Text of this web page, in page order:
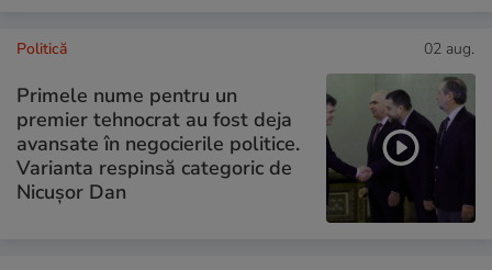
Politică 02 aug.
Primele nume pentru un
premier tehnocrat au fost deja
avansate în negocierile politice.
Varianta respinsă categoric de
Nicușor Dan